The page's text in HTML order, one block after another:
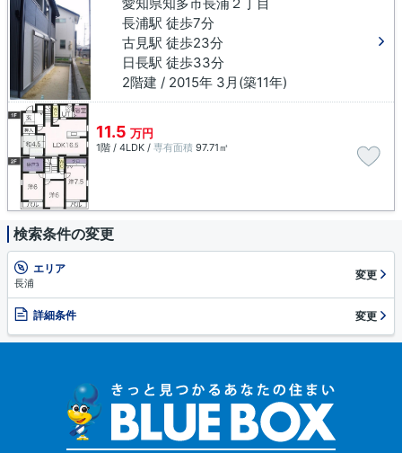
長浦駅 徒歩7分
古見駅 徒歩23分
日長駅 徒歩33分
2階建 / 2015年 3月(築11年)
11.5 万円
1階 / 4LDK / 専有面積 97.71㎡
検索条件の変更
エリア
長浦
変更
詳細条件 変更